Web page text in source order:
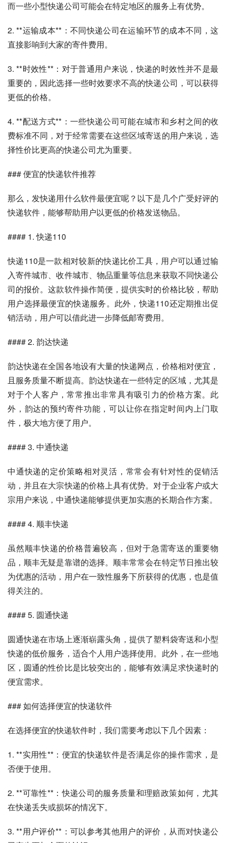
而一些小型快递公司可能会在特定地区的服务上有优势。
2. **运输成本**：不同快递公司在运输环节的成本不同，这
直接影响到大家的寄件费用。
3. **时效性**：对于普通用户来说，快递的时效性并不是最
重要的，因此选择一些时效要求不高的快递公司，可以获得
更低的价格。
4. **配送方式**：一些快递公司可能在城市和乡村之间的收
费标准不同，对于经常需要在这些区域寄送的用户来说，选
择性价比更高的快递公司尤为重要。
### 便宜的快递软件推荐
那么，发快递用什么软件最便宜呢？以下是几个广受好评的
快递软件，能够帮助用户以更低的价格发送物品。
#### 1. 快递110
快递110是一款相对较新的快递比价工具，用户可以通过输
入寄件城市、收件城市、物品重量等信息来获取不同快递公
司的报价。这款软件操作简便，提供实时的价格比较，帮助
用户选择最便宜的快递服务。此外，快递110还定期推出促
销活动，用户可以借此进一步降低邮寄费用。
#### 2. 韵达快递
韵达快递在全国各地设有大量的快递网点，价格相对便宜，
且服务质量不断提高。韵达快递在一些特定的区域，尤其是
对于个人客户，常常推出非常具有吸引力的价格方案。此
外，韵达的预约寄件功能，可以让你在指定时间内上门取
件，极大地方便了用户。
#### 3. 中通快递
中通快递的定价策略相对灵活，常常会有针对性的促销活
动，并且在大宗快递的价格上具有优势。对于企业客户或大
宗用户来说，中通快递能够提供更加实惠的长期合作方案。
#### 4. 顺丰快递
虽然顺丰快递的价格普遍较高，但对于急需寄送的重要物
品，顺丰无疑是靠谱的选择。顺丰常常会在特定节日推出较
为优惠的活动，用户在一致性服务下所获得的优惠，也是值
得关注的。
#### 5. 圆通快递
圆通快递在市场上逐渐崭露头角，提供了塑料袋寄送和小型
快递的低价服务，适合个人用户选择使用。此外，在一些地
区，圆通的性价比是比较突出的，能够有效满足求快递时的
便宜需求。
### 如何选择便宜的快递软件
在选择便宜的快递软件时，我们需要考虑以下几个因素：
1. **实用性**：便宜的快递软件是否满足你的操作需求，是
否便于使用。
2. **可靠性**：快递公司的服务质量和理赔政策如何，尤其
在快递丢失或损坏的情况下。
3. **用户评价**：可以参考其他用户的评价，从而对快递公